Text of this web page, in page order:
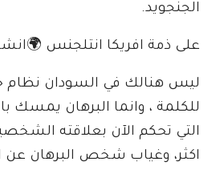
الجنجويد.
على ذمة افريكا انتلجنس
ليس هنالك في السودان نظام
للكلمة ، وانما البرهان يمسك
التي تحكم الآن بعلاقته
اكثر، وغياب شخص البرهان عن